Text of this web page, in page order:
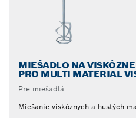
MIEŠADLO NA
PRO MULTI MATERIAL
Pre miešadlá
Miešanie viskóznych a hustých